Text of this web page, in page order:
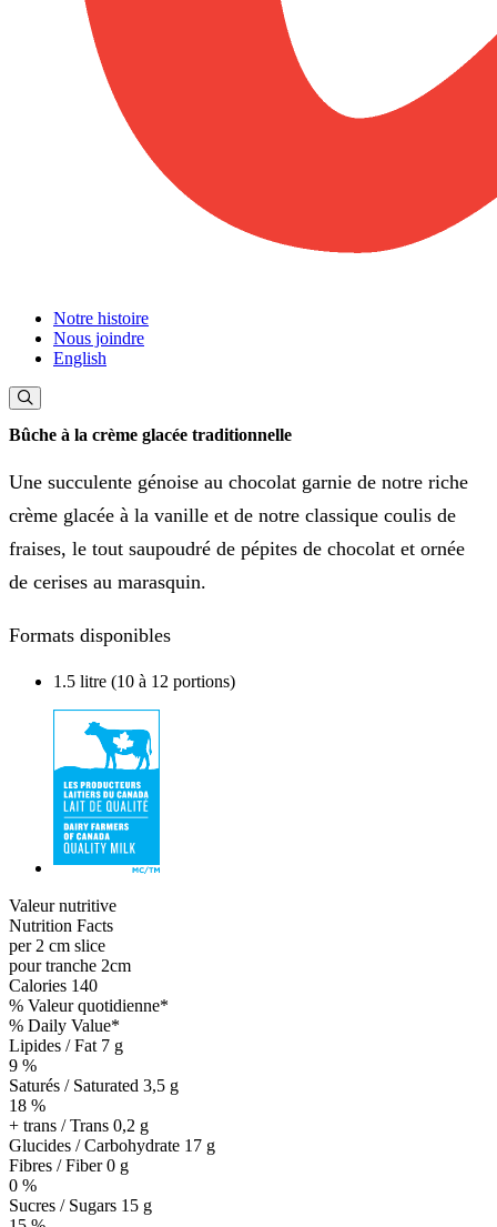
Notre histoire
Nous joindre
English
Bûche à la crème glacée traditionnelle
Une succulente génoise au chocolat garnie de notre riche
crème glacée à la vanille et de notre classique coulis de
fraises, le tout saupoudré de pépites de chocolat et ornée
de cerises au marasquin.
Formats disponibles
1.5 litre (10 à 12 portions)
Valeur nutritive
Nutrition Facts
per 2 cm slice
pour tranche 2cm
Calories 140
% Valeur quotidienne*
% Daily Value*
Lipides / Fat 7 g
9 %
Saturés / Saturated 3,5 g
18 %
+ trans / Trans 0,2 g
Glucides / Carbohydrate 17 g
Fibres / Fiber 0 g
0 %
Sucres / Sugars 15 g